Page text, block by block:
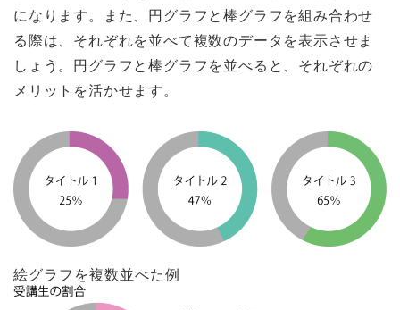
になります。また、円グラフと棒グラフを組み合わせ
る際は、それぞれを並べて複数のデータを表示させま
しょう。円グラフと棒グラフを並べると、それぞれの
メリットを活かせます。
絵グラフを複数並べた例